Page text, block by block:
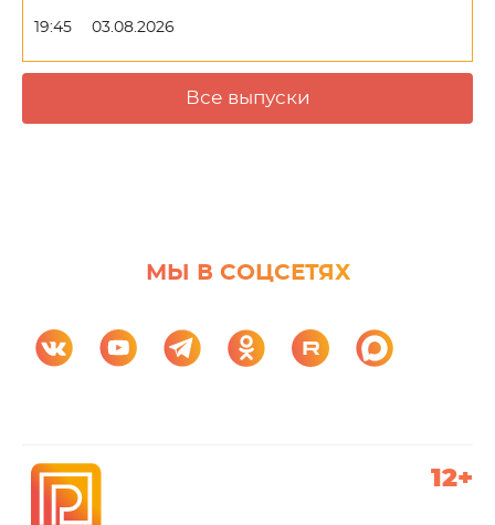
19:45 03.08.2026
Все выпуски
МЫ В СОЦСЕТЯХ
12+